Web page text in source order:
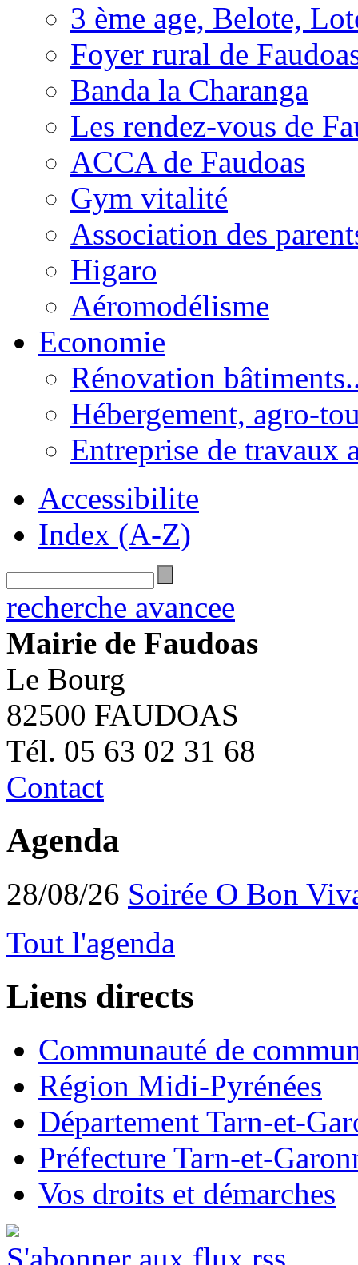
3 ème age, Belote,
Foyer rural de
Banda la Charanga
Les rendez-vous de
ACCA de Faudoas
Gym vitalité
Association des
Higaro
Aéromodélisme
Economie
Rénovation
Hébergement, agro-
Entreprise de travaux
Accessibilite
Index (A-Z)
recherche avancee
Mairie de Faudoas
Le Bourg
82500 FAUDOAS
Tél. 05 63 02 31 68
Contact
Agenda
28/08/26 Soirée O Bon
Tout l'agenda
Liens directs
Communauté de
Région Midi-Pyrénées
Département Tarn-et-
Préfecture Tarn-et-
Vos droits et démarches